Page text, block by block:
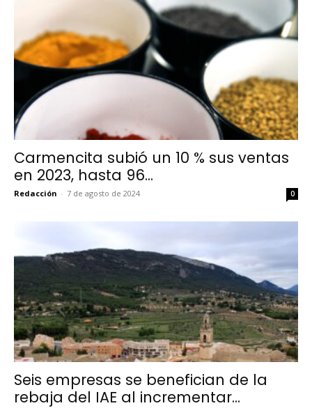
Carmencita subió un 10 % sus ventas
en 2023, hasta 96...
Redacción - 7 de agosto de 2024 0
Seis empresas se benefician de la
rebaja del IAE al incrementar...